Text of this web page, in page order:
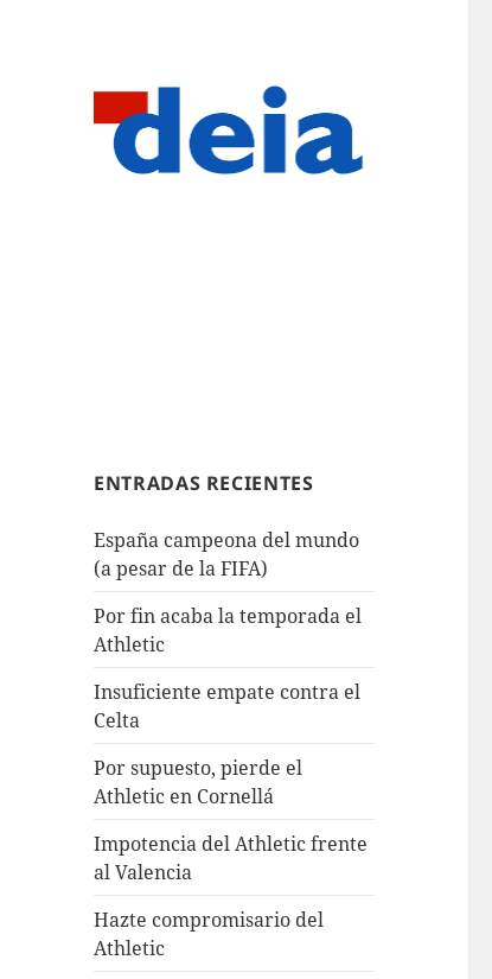
ENTRADAS RECIENTES
España campeona del mundo
(a pesar de la FIFA)
Por fin acaba la temporada el
Athletic
Insuficiente empate contra el
Celta
Por supuesto, pierde el
Athletic en Cornellá
Impotencia del Athletic frente
al Valencia
Hazte compromisario del
Athletic